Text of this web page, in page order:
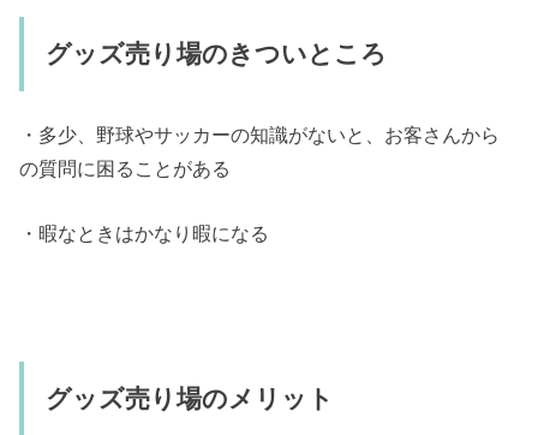
グッズ売り場のきついところ
・多少、野球やサッカーの知識がないと、お客さんから
の質問に困ることがある
・暇なときはかなり暇になる
グッズ売り場のメリット